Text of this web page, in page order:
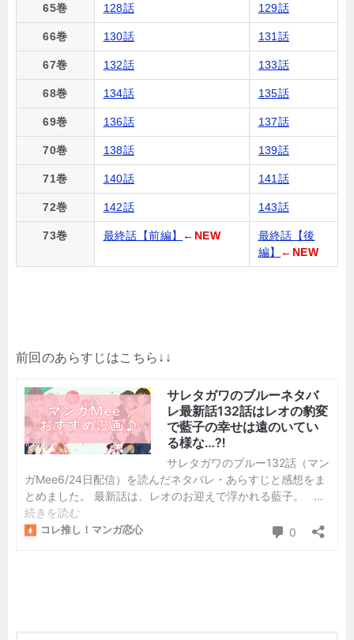
65巻 128話 129話
66巻 130話 131話
67巻 132話 133話
68巻 134話 135話
69巻 136話 137話
70巻 138話 139話
71巻 140話 141話
72巻 142話 143話
73巻 最終話【前編】 ←NEW
最終話【後
編】
←NEW
前回のあらすじはこちら↓↓